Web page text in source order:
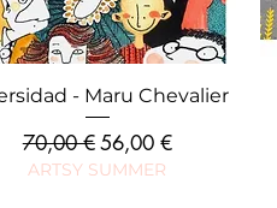
Aperçu rapide
- Maru Chevalier
Prix original
70,00 €Prix promotionnel
56,00 €
ARTSY SUMMER